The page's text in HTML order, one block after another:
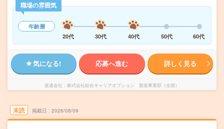
職場の雰囲気
年齢層
20代
30代 40代 50代 60代
気になる! 応募へ進む 詳しく見る
派遣会社 株式会社綜合キャリアオプション 製造事業部（全国）
未読 掲載日 2026/08/09